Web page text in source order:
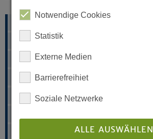
Multimedia
Synodale
Klimafreundliche Landessynode
Synodensplitter
Was ist eine Landessynode?
Notwendige Cookies
Statistik
Externe Medien
Barrierefreihiet
Soziale Netzwerke
ALLE AUSWÄHLEN